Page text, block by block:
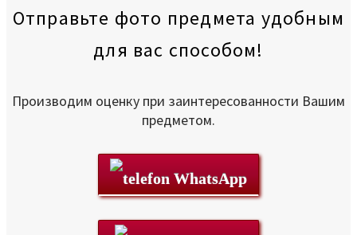
Отправьте фото предмета удобным
для вас способом!
Производим оценку при заинтересованности Вашим
предметом.
WhatsApp